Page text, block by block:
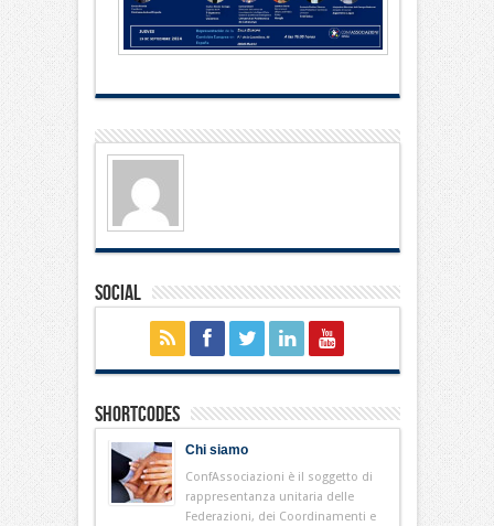
Social
Shortcodes
Chi siamo
ConfAssociazioni è il soggetto di
rappresentanza unitaria delle
Federazioni, dei Coordinamenti e